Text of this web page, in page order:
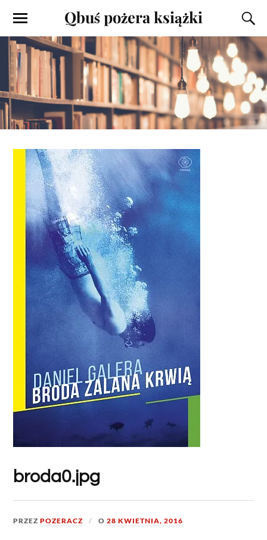
Qbuś pożera książki
broda0.jpg
PRZEZPOZERACZ O28 KWIETNIA, 2016